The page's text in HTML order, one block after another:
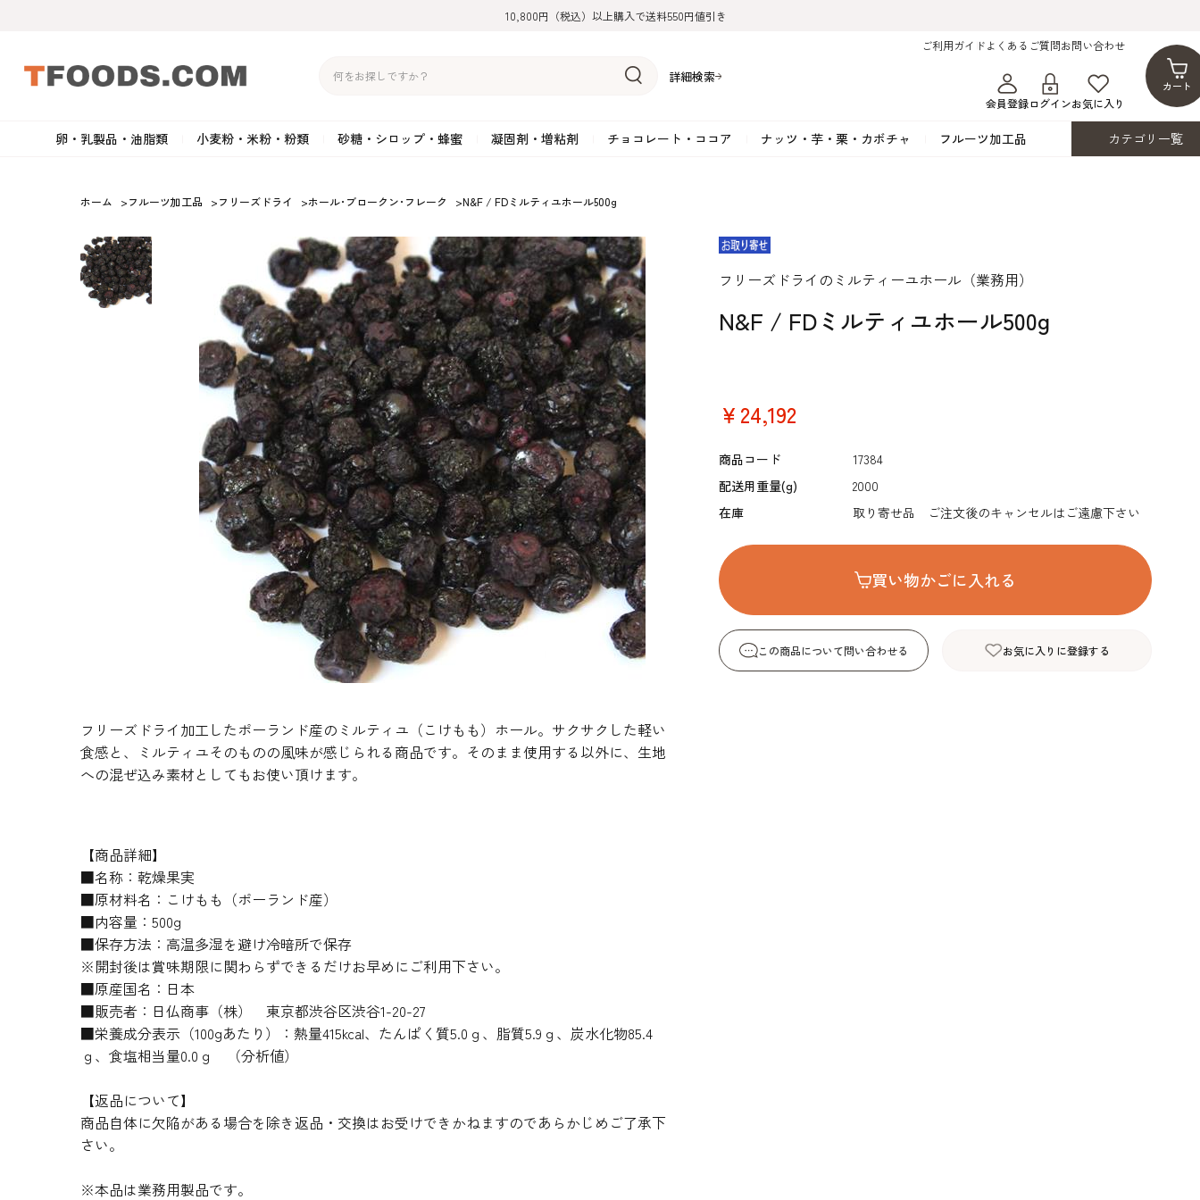
10,800円（税込）以上購入で送料550円値引き
詳細検索
ご利用ガイドよくあるご質問お問い合わせ
会員登録ログインお気に入り
カート
卵・乳製品・油脂類
バター
クリームチーズ
その他のチーズ
生クリーム・ホイップクリーム
卵黄・卵白
ショートニング
オイル・ラード
小麦粉・米粉・粉類
強力粉
薄力粉
全粒粉・ライ麦粉・セモリナ粉
米粉
雑穀類
でんぷん粉
ミックス粉
砂糖・シロップ・蜂蜜
砂糖
黒糖・ブラウンシュガー
カラメル加工品
水飴・転化糖・フォンダン
メープル・モラセス
シロップ・ソース
その他の砂糖類
凝固剤・増粘剤
ゼラチン
寒天
アガー
チョコレート・ココア
ホワイトチョコレート
ガナッシュ用チョコレート
デコレーション用
ナッツ・芋・栗・カボチャ
アーモンド
ピスタチオ
ヘーゼルナッツ
ココナッツ
プラリネ
栗・マロン
その他のナッツ・シード
フルーツ加工品
ドライフルーツ
フルーツピール
フルーツホール・カット
フリーズドライ
カテゴリ一覧
卵・乳製品・油脂類 小麦粉・米粉・粉類
砂糖・シロップ・蜂
蜜
凝固剤・増粘剤
チョコレート・ココ
ア
ナッツ・芋・栗・カ
フルーツ加工品
カスタード・フラワ
ーペースト
香料・スパイス
調味料・食材・野菜
加工品
コーヒー・紅茶・ハ
ーブ
酒類・アルコール 和風素材
ホーム >フルーツ加工品 >フリーズドライ >ホール･ブロークン･フレーク >N&F / FDミルティユホール500g
フリーズドライ加工したポーランド産のミルティユ（こけもも）ホール。サクサクした軽い
食感と、ミルティユそのものの風味が感じられる商品です。そのまま使用する以外に、生地
への混ぜ込み素材としてもお使い頂けます。
【商品詳細】
■名称：乾燥果実
■原材料名：こけもも（ポーランド産）
■内容量：500g
■保存方法：高温多湿を避け冷暗所で保存
※開封後は賞味期限に関わらずできるだけお早めにご利用下さい。
■原産国名：日本
■販売者：日仏商事（株） 東京都渋谷区渋谷1-20-27
■栄養成分表示（100gあたり）：熱量415kcal、たんぱく質5.0ｇ、脂質5.9ｇ、炭水化物85.4
ｇ、食塩相当量0.0ｇ （分析値）
【返品について】
商品自体に欠陥がある場合を除き返品・交換はお受けできかねますのであらかじめご了承下
さい。
※本品は業務用製品です。
フリーズドライのミルティーユホール（業務用）
N&F / FDミルティユホール500g
￥24,192
商品コード
17384
配送用重量(g)
2000
在庫
取り寄せ品 ご注文後のキャンセルはご遠慮下さい
買い物かごに入れる
この商品について問い合わせる お気に入りに登録する